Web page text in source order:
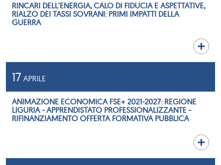
RINCARI DELL'ENERGIA, CALO DI FIDUCIA E ASPETTATIVE,
RIALZO DEI TASSI SOVRANI: PRIMI IMPATTI DELLA
GUERRA
17 APRILE
ANIMAZIONE ECONOMICA FSE+ 2021-2027: REGIONE
LIGURIA - APPRENDISTATO PROFESSIONALIZZANTE -
RIFINANZIAMENTO OFFERTA FORMATIVA PUBBLICA